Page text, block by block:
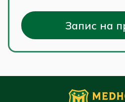
Запис на